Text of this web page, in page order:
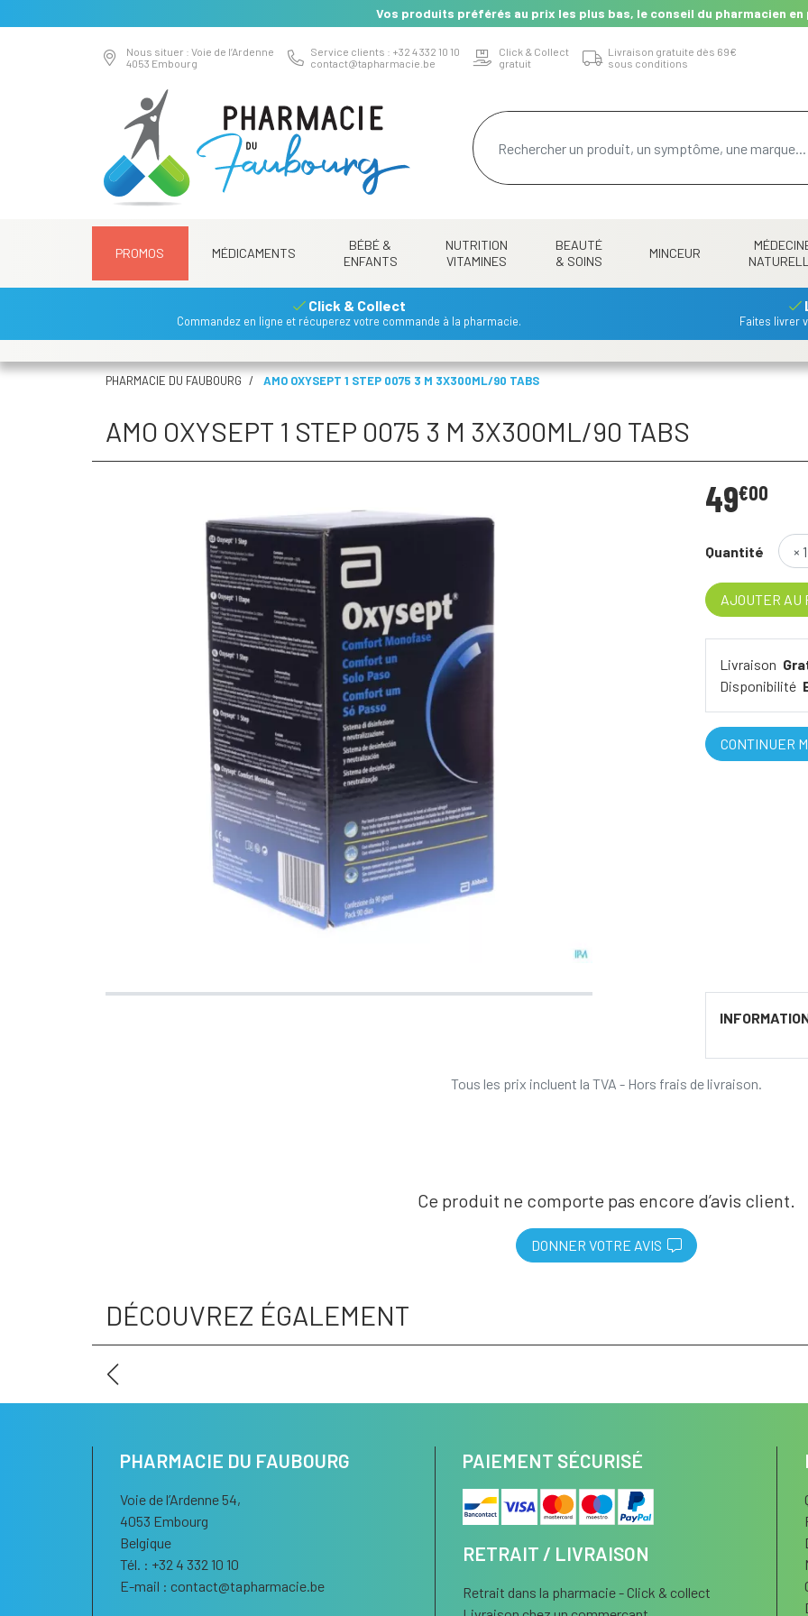
Vos produits préférés au prix les plus bas, le conseil du pharmacien en
Nous situer : Voie de l’Ardenne
4053 Embourg
Service clients : +32 4 332 10 10
contact@tapharmacie.be
Click & Collect
gratuit
Livraison gratuite dès 69€
sous conditions
PROMOS MÉDICAMENTS
BÉBÉ &
ENFANTS
NUTRITION
VITAMINES
BEAUTÉ
& SOINS
MINCEUR
Click & Collect
Commandez en ligne et récuperez votre commande à la pharmacie. Faites livrer
PHARMACIE DU FAUBOURG AMO OXYSEPT 1 STEP 0075 3 M 3X300ML/90 TABS
AMO OXYSEPT 1 STEP 0075 3 M 3X300ML/90 TABS
49€00
Quantité
AJOUTER AU
Livraison
Disponibilité
CONTINUER
Tous les prix incluent la TVA - Hors frais de livraison.
Ce produit ne comporte pas encore d’avis client.
DONNER VOTRE AVIS
DÉCOUVREZ ÉGALEMENT
PHARMACIE DU FAUBOURG
Voie de l’Ardenne 54,
4053 Embourg
Belgique
Tél. : +32 4 332 10 10
E-mail : contact@tapharmacie.be
PAIEMENT SÉCURISÉ
RETRAIT / LIVRAISON
Retrait dans la pharmacie - Click & collect